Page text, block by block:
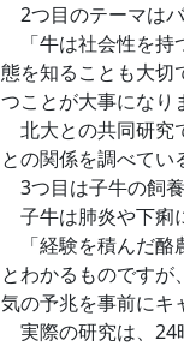
2つ目のテーマは
「牛は社会性を持
態を知ることも大切
つことが大事になり
北大との共同研究
との関係を調べてい
3つ目は子牛の飼養
子牛は肺炎や下痢
「経験を積んだ酪
とわかるものです
気の予兆を事前にキ
実際の研究は、24